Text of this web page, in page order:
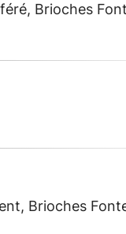
Brioches
Brioches